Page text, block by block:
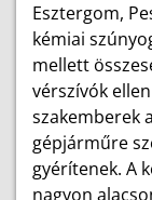
Esztergom,
kémiai
mellett
vérszívók
szakemberek
gépjárműre
gyérítenek. A
nagyon